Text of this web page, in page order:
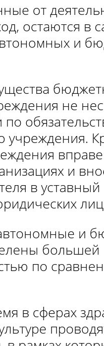
от
остаются в
и
не
по
учреждения.
вправе
и
в
и
большей
по
в сферах